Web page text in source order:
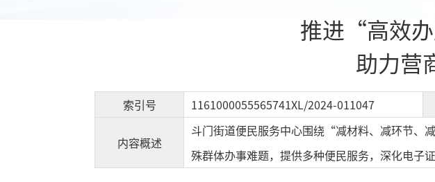
推进“高效
助力营
索引号 1161000055565741XL/2024-011047
内容概述
斗门街道便民服务中心围绕“减材料、减环节
殊群体办事难题，提供多种便民服务，深化电子